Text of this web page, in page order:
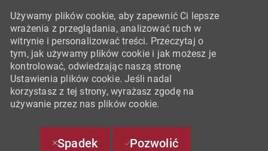
Używamy plików cookie, aby zapewnić Ci lepsze
wrażenia z przeglądania, analizować ruch w
witrynie i personalizować treści. Przeczytaj o
tym, jak używamy plików cookie i jak możesz je
kontrolować, odwiedzając naszą stronę
Ustawienia plików cookie. Jeśli nadal
korzystasz z tej strony, wyrażasz zgodę na
używanie przez nas plików cookie.
Spadek Pozwolić